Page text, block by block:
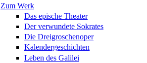
Zum Werk
Das epische Theater
Der verwundete Sokrates
Die Dreigroschenoper
Kalendergeschichten
Leben des Galilei